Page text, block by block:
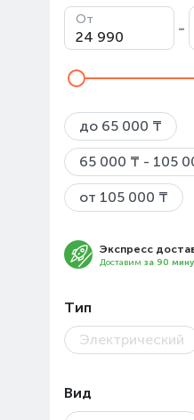
От -
до 65 000 ₸
65 000 ₸ - 105
от 105 000 ₸
Экспресс
Доставим за 90
Тип
Электрический
Вид